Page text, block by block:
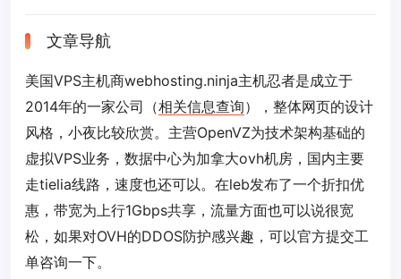
文章导航
美国VPS主机商webhosting.ninja主机忍者是成立于
2014年的一家公司（相关信息查询），整体网页的设计
风格，小夜比较欣赏。主营OpenVZ为技术架构基础的
虚拟VPS业务，数据中心为加拿大ovh机房，国内主要
走tielia线路，速度也还可以。在leb发布了一个折扣优
惠，带宽为上行1Gbps共享，流量方面也可以说很宽
松，如果对OVH的DDOS防护感兴趣，可以官方提交工
单咨询一下。